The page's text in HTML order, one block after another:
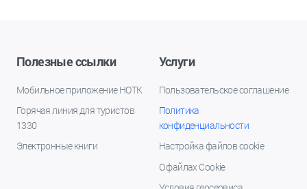
Полезные ссылки
Мобильное приложение НОТК
Горячая линия для туристов
1330
Электронные книги
Услуги
Пользовательское соглашение
Политика
конфиденциальности
Настройка файлов cookie
О файлах Cookie